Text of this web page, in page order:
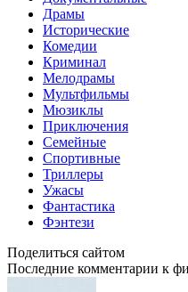
Драмы
Исторические
Комедии
Криминал
Мелодрамы
Мультфильмы
Мюзиклы
Приключения
Семейные
Спортивные
Триллеры
Ужасы
Фантастика
Фэнтези
Поделиться сайтом
Последние комментарии к